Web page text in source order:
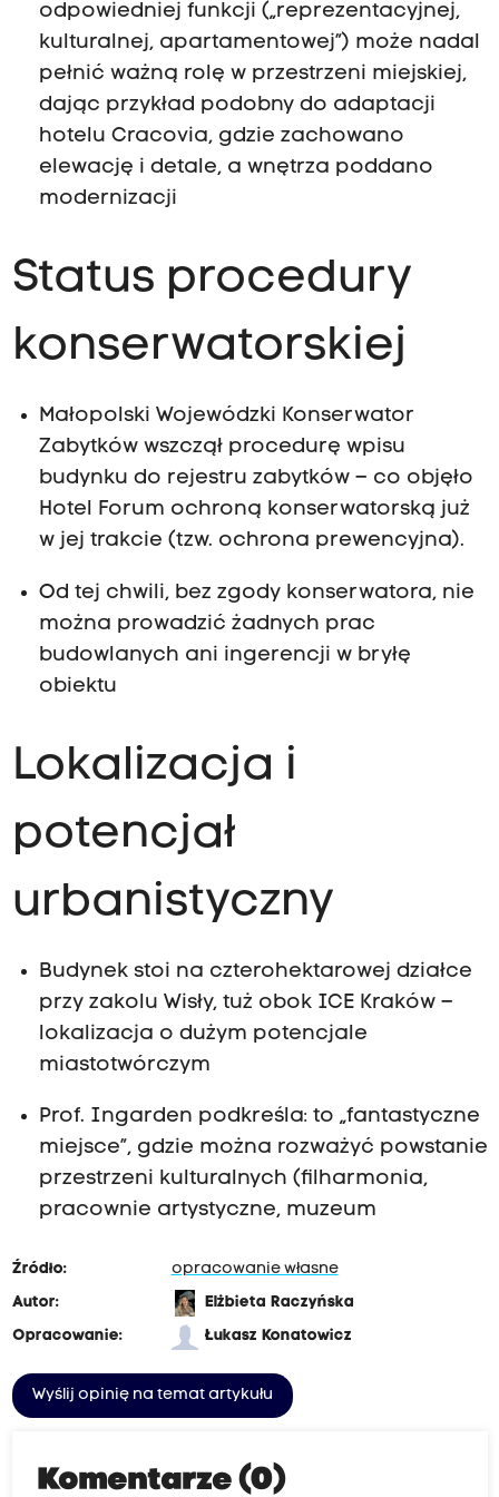
odpowiedniej funkcji („reprezentacyjnej,
kulturalnej, apartamentowej”) może nadal
pełnić ważną rolę w przestrzeni miejskiej,
dając przykład podobny do adaptacji
hotelu Cracovia, gdzie zachowano
elewację i detale, a wnętrza poddano
modernizacji
Status procedury
konserwatorskiej
Małopolski Wojewódzki Konserwator
Zabytków wszczął procedurę wpisu
budynku do rejestru zabytków – co objęło
Hotel Forum ochroną konserwatorską już
w jej trakcie (tzw. ochrona prewencyjna).
Od tej chwili, bez zgody konserwatora, nie
można prowadzić żadnych prac
budowlanych ani ingerencji w bryłę
obiektu
Lokalizacja i
potencjał
urbanistyczny
Budynek stoi na czterohektarowej działce
przy zakolu Wisły, tuż obok ICE Kraków –
lokalizacja o dużym potencjale
miastotwórczym
Prof. Ingarden podkreśla: to „fantastyczne
miejsce”, gdzie można rozważyć powstanie
przestrzeni kulturalnych (filharmonia,
pracownie artystyczne, muzeum
P
r
o
K
z
s
z
t
o
f
n
g
a
r
e
n
P
t
e
c
h
i
k
i
K
k
o
w
s
i
Źródło:
opracowanie własne
Autor:
Elżbieta Raczyńska
Opracowanie:
Łukasz Konatowicz
Wyślij opinię na temat artykułu
Komentarze (0)